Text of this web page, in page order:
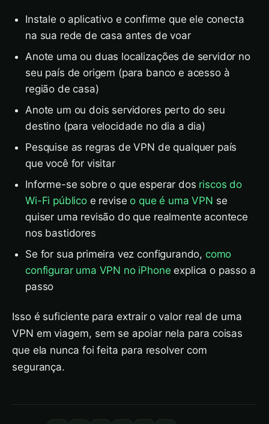
Instale o aplicativo e confirme que ele conecta
na sua rede de casa antes de voar
Anote uma ou duas localizações de servidor no
seu país de origem (para banco e acesso à
região de casa)
Anote um ou dois servidores perto do seu
destino (para velocidade no dia a dia)
Pesquise as regras de VPN de qualquer país
que você for visitar
Informe-se sobre o que esperar dos riscos do
Wi-Fi público e revise o que é uma VPN se
quiser uma revisão do que realmente acontece
nos bastidores
Se for sua primeira vez configurando, como
configurar uma VPN no iPhone explica o passo a
passo
Isso é suficiente para extrair o valor real de uma
VPN em viagem, sem se apoiar nela para coisas
que ela nunca foi feita para resolver com
segurança.